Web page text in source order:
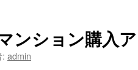
ション購入
: admin